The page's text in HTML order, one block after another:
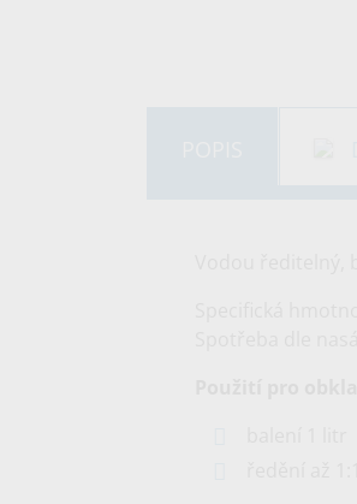
Vodou
Specifická
Spotřeba dle
Použití pro